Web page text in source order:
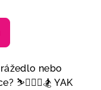
nebo
⛷🚴🏼‍♂️🏂 YAK